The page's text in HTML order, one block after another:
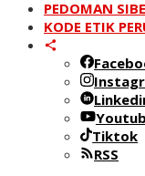
PEDOMAN
KODE ETIK
Tiktok
RSS